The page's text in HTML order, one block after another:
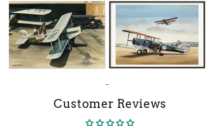
Customer Reviews